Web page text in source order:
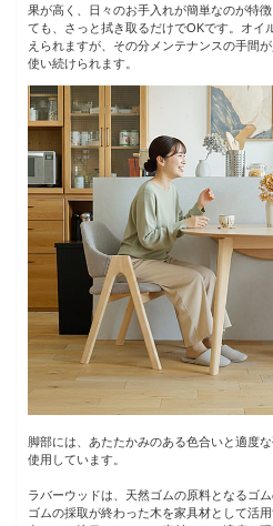
果が高く、日々のお手入れが簡単なのが特
ても、さっと拭き取るだけでOKです。オイ
えられますが、その分メンテナンスの手間
使い続けられます。
脚部には、あたたかみのある色合いと適度
使用しています。
ラバーウッドは、天然ゴムの原料となるゴ
ゴムの採取が終わった木を家具材として活